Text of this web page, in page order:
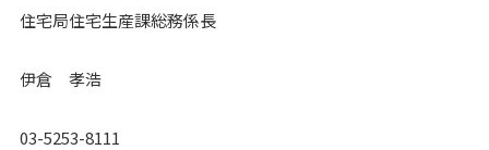
住宅局住宅生産課総務係長
伊倉 孝浩
03-5253-8111